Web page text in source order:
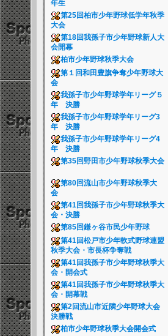
年生
第25回柏市少年野球低学年秋季
大会
第18回我孫子市少年野球新人大
会開幕
柏市少年野球秋季大会
第１回和田豊旗争奪少年野球大
会
我孫子市少年野球学年リーグ５
年 決勝
我孫子市少年野球学年リーグ3
年 決勝
我孫子市少年野球学年リーグ4
年 決勝
第35回野田市少年野球秋季大会
第80回流山市少年野球秋季大
会
第41回我孫子市少年野球秋季大
会・決勝
第85回鎌ヶ谷市民少年野球
第41回松戸市少年軟式野球連盟
秋季大会・市長杯争奪戦
第41回我孫子市少年野球秋季大
会・開会式
第41回我孫子市少年野球秋季大
会・開幕戦
第2回流山市近隣少年野球大会
決勝戦
柏市少年野球秋季大会開会式